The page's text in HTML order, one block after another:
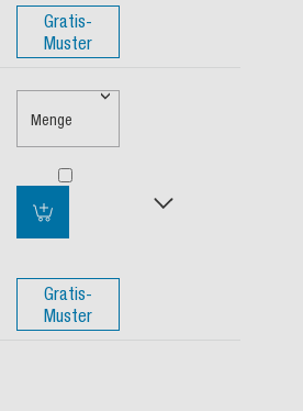
Gratis-
Muster
Menge
Gratis-
Muster